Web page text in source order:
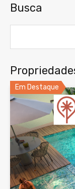
Busca
Em Destaque